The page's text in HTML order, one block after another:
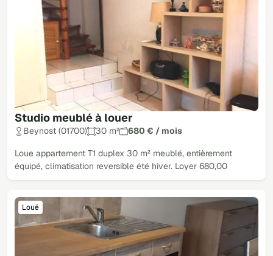
Studio meublé à louer
Beynost (01700) 30 m² 680 € / mois
Loue appartement T1 duplex 30 m² meublé, entièrement
équipé, climatisation reversible été hiver. Loyer 680,00
Loué